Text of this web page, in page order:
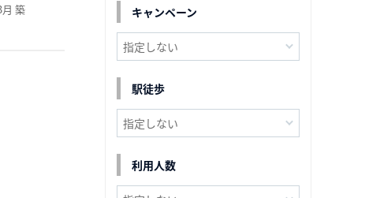
築
キャンペーン
駅徒歩
利用人数